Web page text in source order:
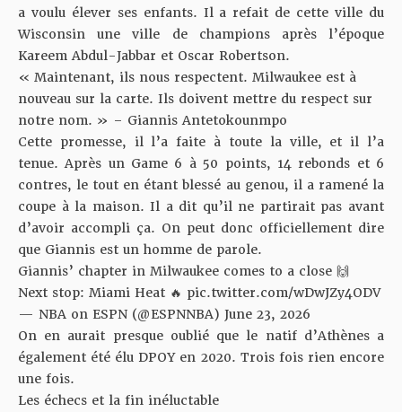
a voulu élever ses enfants. Il a refait de cette ville du
Wisconsin une ville de champions après l’époque
Kareem Abdul-Jabbar et Oscar Robertson.
« Maintenant, ils nous respectent. Milwaukee est à
nouveau sur la carte. Ils doivent mettre du respect sur
notre nom. » – Giannis Antetokounmpo
Cette promesse, il l’a faite à toute la ville, et il l’a
tenue. Après un Game 6 à 50 points, 14 rebonds et 6
contres, le tout en étant blessé au genou, il a ramené la
coupe à la maison. Il a dit qu’il ne partirait pas avant
d’avoir accompli ça. On peut donc officiellement dire
que Giannis est un homme de parole.
Giannis’ chapter in Milwaukee comes to a close 🙌
Next stop: Miami Heat 🔥 pic.twitter.com/wDwJZy4ODV
— NBA on ESPN (@ESPNNBA) June 23, 2026
On en aurait presque oublié que le natif d’Athènes a
également été élu DPOY en 2020. Trois fois rien encore
une fois.
Les échecs et la fin inéluctable